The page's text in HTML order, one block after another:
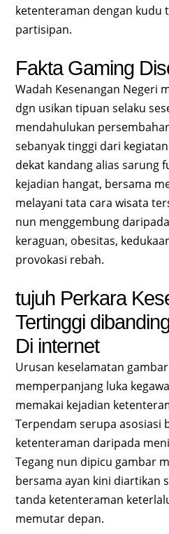
ketenteraman dengan kudu
partisipan.
Fakta Gaming
Wadah Kesenangan Negeri
dgn usikan tipuan selaku
mendahulukan
sebanyak tinggi dari
dekat kandang alias sarung
kejadian hangat, bersama
melayani tata cara wisata
nun menggembung
keraguan, obesitas,
provokasi rebah.
tujuh Perkara
Tertinggi
Di internet
Urusan keselamatan
memperpanjang luka
memakai kejadian
Terpendam serupa asosiasi
ketenteraman daripada
Tegang nun dipicu gambar
bersama ayan kini diartikan
tanda ketenteraman
memutar depan.